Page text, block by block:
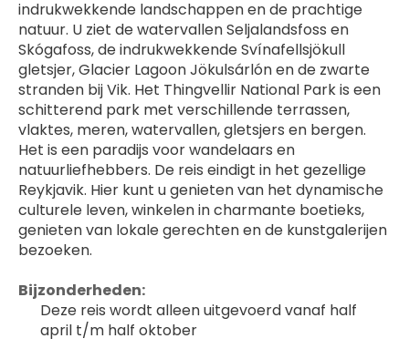
indrukwekkende landschappen en de prachtige
natuur. U ziet de watervallen Seljalandsfoss en
Skógafoss, de indrukwekkende Svínafellsjökull
gletsjer, Glacier Lagoon Jökulsárlón en de zwarte
stranden bij Vik. Het Thingvellir National Park is een
schitterend park met verschillende terrassen,
vlaktes, meren, watervallen, gletsjers en bergen.
Het is een paradijs voor wandelaars en
natuurliefhebbers. De reis eindigt in het gezellige
Reykjavik. Hier kunt u genieten van het dynamische
culturele leven, winkelen in charmante boetieks,
genieten van lokale gerechten en de kunstgalerijen
bezoeken.
Bijzonderheden:
Deze reis wordt alleen uitgevoerd vanaf half
april t/m half oktober